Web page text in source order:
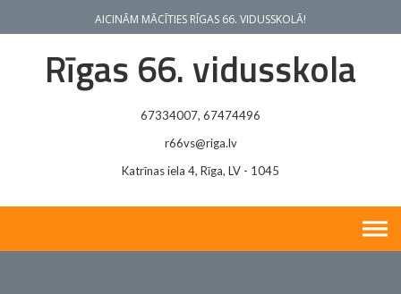
AICINĀM MĀCĪTIES RĪGAS 66. VIDUSSKOLĀ!
Rīgas 66. vidusskola
67334007, 67474496
r66vs@riga.lv
Katrīnas iela 4, Rīga, LV - 1045